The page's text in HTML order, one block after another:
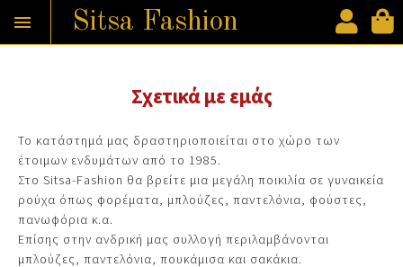
Sitsa Fashion

Σχετικά με εμάς
Το κατάστημά μας δραστηριοποιείται στο χώρο των
έτοιμων ενδυμάτων από το 1985.
Στο Sitsa-Fashion θα βρείτε μια μεγάλη ποικιλία σε γυναικεία
ρούχα όπως φορέματα, μπλούζες, παντελόνια, φούστες,
πανωφόρια κ.α.
Επίσης στην ανδρική μας συλλογή περιλαμβάνονται
μπλούζες, παντελόνια, πουκάμισα και σακάκια.